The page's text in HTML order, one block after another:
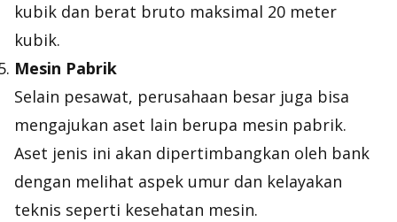
kubik dan berat bruto maksimal 20 meter
kubik.
Mesin Pabrik
Selain pesawat, perusahaan besar juga bisa
mengajukan aset lain berupa mesin pabrik.
Aset jenis ini akan dipertimbangkan oleh bank
dengan melihat aspek umur dan kelayakan
teknis seperti kesehatan mesin.